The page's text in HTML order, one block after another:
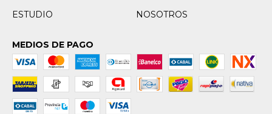
ESTUDIO NOSOTROS
MEDIOS DE PAGO